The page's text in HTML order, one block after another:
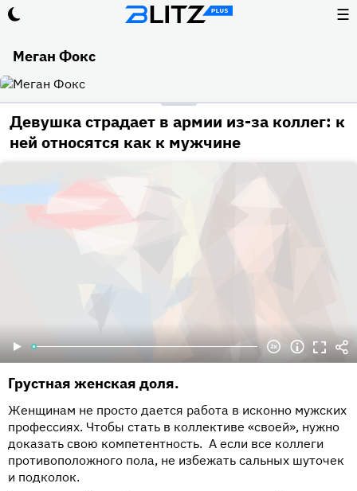
☰
Меган Фокс
Девушка страдает в армии из-за коллег: к
ней относятся как к мужчине
Грустная женская доля.
Женщинам не просто дается работа в исконно мужских
профессиях. Чтобы стать в коллективе «своей», нужно
доказать свою компетентность. А если все коллеги
противоположного пола, не избежать сальных шуточек
и подколок.